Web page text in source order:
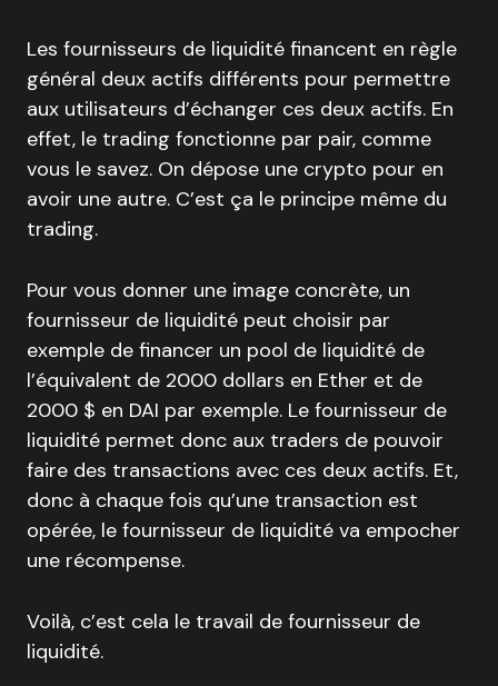
Les fournisseurs de liquidité financent en règle
général deux actifs différents pour permettre
aux utilisateurs d’échanger ces deux actifs. En
effet, le trading fonctionne par pair, comme
vous le savez. On dépose une crypto pour en
avoir une autre. C’est ça le principe même du
trading.
Pour vous donner une image concrète, un
fournisseur de liquidité peut choisir par
exemple de financer un pool de liquidité de
l’équivalent de 2000 dollars en Ether et de
2000 $ en DAI par exemple. Le fournisseur de
liquidité permet donc aux traders de pouvoir
faire des transactions avec ces deux actifs. Et,
donc à chaque fois qu’une transaction est
opérée, le fournisseur de liquidité va empocher
une récompense.
Voilà, c’est cela le travail de fournisseur de
liquidité.